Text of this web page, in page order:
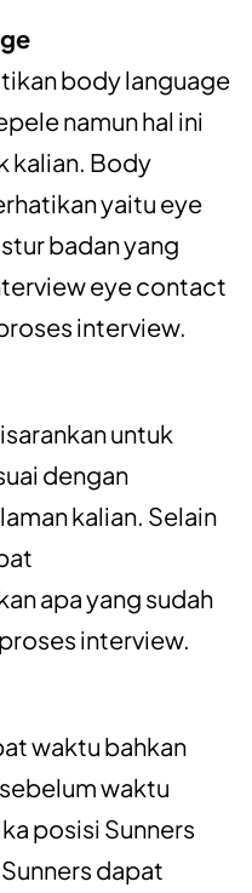
body language
namun hal ini
kalian. Body
yaitu eye
badan yang
eye contact
interview.
untuk
dengan
kalian. Selain
apa yang sudah
interview.
waktu bahkan
waktu
posisi Sunners
dapat